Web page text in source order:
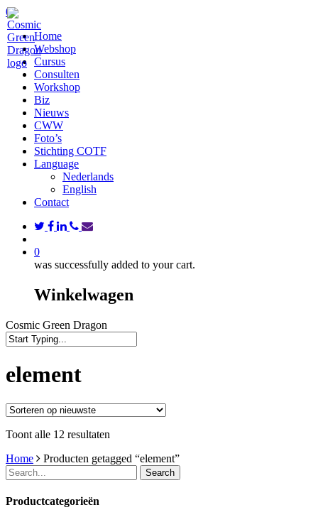
Skip
to
main
content
search
0
Menu
Home
Webshop
Cursus
Consulten
Workshop
Biz
Nieuws
CWW
Foto’s
Stichting COTF
Language
Nederlands
English
Contact
twitterfacebook
linkedin
phone
email
0
was successfully added to your cart.
Winkelwagen
Cosmic Green Dragon
Search
element
Toont alle 12 resultaten
nieuwste
Home Producten getagged “element”
Search
Productcategorieën